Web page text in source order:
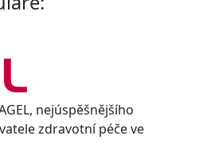
nejúspěšnějšího
zdravotní péče ve